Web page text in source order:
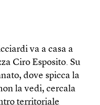
va a casa a
Ciro Esposito. Su
dove spicca la
la vedi, cercala
territoriale